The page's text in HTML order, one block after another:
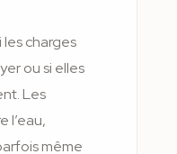
les charges
ou si elles
Les
l’eau,
même